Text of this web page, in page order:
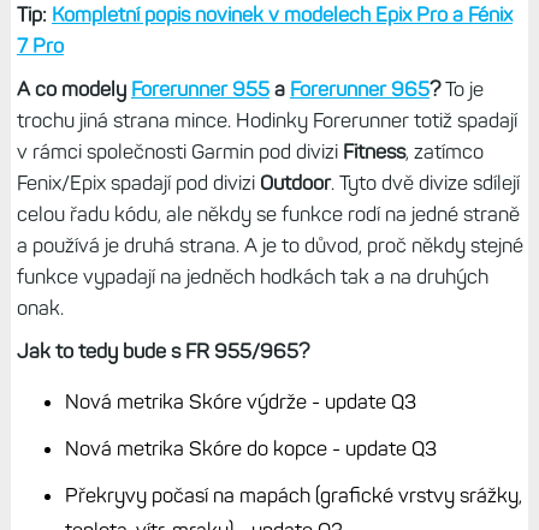
Tip: Kompletní popis novinek v modelech Epix Pro a Fénix
7 Pro
A co modely Forerunner 955a Forerunner 965?To je
trochu jiná strana mince. Hodinky Forerunner totiž spadají
v rámci společnosti Garmin pod divizi Fitness, zatímco
Fenix/Epix spadají pod divizi Outdoor. Tyto dvě divize sdílejí
celou řadu kódu, ale někdy se funkce rodí na jedné straně
a používá je druhá strana. A je to důvod, proč někdy stejné
funkce vypadají na jedněch hodkách tak a na druhých
onak.
Jak to tedy bude s FR 955/965?
Nová metrika Skóre výdrže - update Q3
Nová metrika Skóre do kopce - update Q3
Překryvy počasí na mapách (grafické vrstvy srážky,